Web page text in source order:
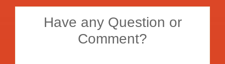
Have any Question or
Comment?